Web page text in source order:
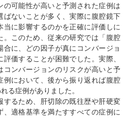
の可能性が高いと予測された症例は
ばないことが多く、実際に腹腔鏡下
当に影響するのかを正確に評価しに
。このため、従来の研究では「腹腔
に、どの因子が真にコンバージョ
価することが困難でした。実際、
コンバージョンのリスクが高いと予
例において、後から振り返れば腹腔
る症例がありました。
るため、肝切除の既往歴や肝硬変
適格基準を満たすすべての症例に